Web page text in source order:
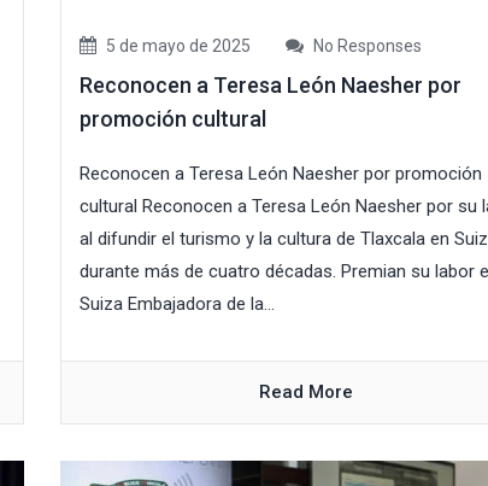
5 de mayo de 2025 No Responses
Reconocen a Teresa León Naesher por
promoción cultural
Reconocen a Teresa León Naesher por promoción
cultural Reconocen a Teresa León Naesher por su
al difundir el turismo y la cultura de Tlaxcala en
durante más de cuatro décadas. Premian su labor
Suiza Embajadora de la...
Read More